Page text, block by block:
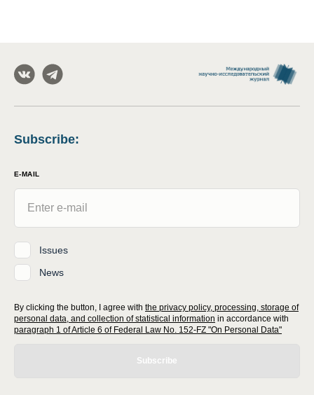
Subscribe:
E-MAIL
Issues
News
By clicking the button, I agree with the privacy policy, processing, storage of
personal data, and collection of statistical information in accordance with
paragraph 1 of Article 6 of Federal Law No. 152-FZ "On Personal Data"
Subscribe